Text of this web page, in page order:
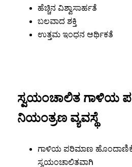
ಹೆಚ್ಚಿನ ವಿಶ್ವಾಸಾರ್ಹತೆ
ಬಲವಾದ ಶಕ್ತಿ
ಉತ್ತಮ ಇಂಧನ ಆರ್ಥಿಕತೆ
ಸ್ವಯಂಚಾಲಿತ ಗಾಳಿಯ
ನಿಯಂತ್ರಣ ವ್ಯವಸ್ಥೆ
ಗಾಳಿಯ ಪರಿಮಾಣ
ಸ್ವಯಂಚಾಲಿತವಾಗಿ